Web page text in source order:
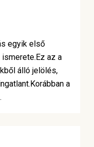
egyik első
az a
álló jelölés,
a